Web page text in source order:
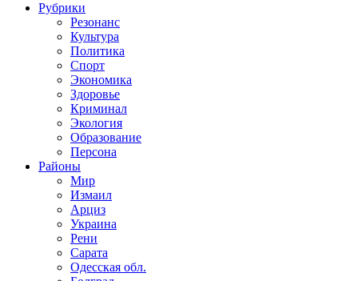
Рубрики
Резонанс
Культура
Политика
Спорт
Экономика
Здоровье
Криминал
Экология
Образование
Персона
Районы
Мир
Измаил
Арциз
Украина
Рени
Сарата
Одесская обл.